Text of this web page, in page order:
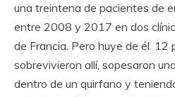
una treintena de pacientes de
entre 2008 y 2017 en dos
de Francia. Pero huye de él. 12
sobrevivieron allí, sopesaron
dentro de un quirfano y